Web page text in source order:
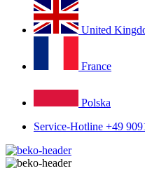
United
France
Polska
Service-Hotline +49